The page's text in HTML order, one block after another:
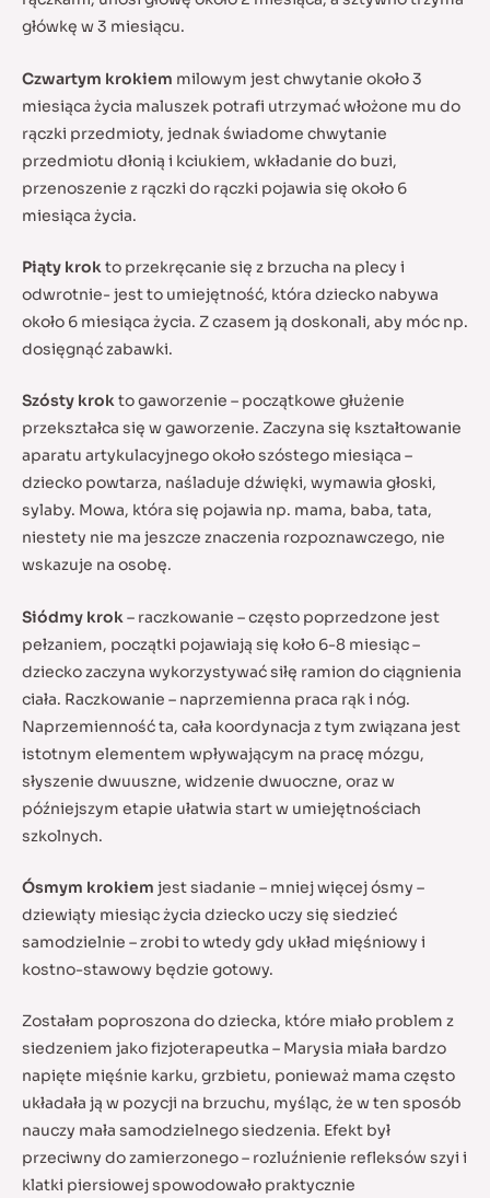
główkę w 3 miesiącu.
Czwartym krokiem milowym jest chwytanie około 3
miesiąca życia maluszek potrafi utrzymać włożone mu do
rączki przedmioty, jednak świadome chwytanie
przedmiotu dłonią i kciukiem, wkładanie do buzi,
przenoszenie z rączki do rączki pojawia się około 6
miesiąca życia.
Piąty krokto przekręcanie się z brzucha na plecy i
odwrotnie- jest to umiejętność, która dziecko nabywa
około 6 miesiąca życia. Z czasem ją doskonali, aby móc np.
dosięgnąć zabawki.
Szósty krokto gaworzenie – początkowe głużenie
przekształca się w gaworzenie. Zaczyna się kształtowanie
aparatu artykulacyjnego około szóstego miesiąca –
dziecko powtarza, naśladuje dźwięki, wymawia głoski,
sylaby. Mowa, która się pojawia np. mama, baba, tata,
niestety nie ma jeszcze znaczenia rozpoznawczego, nie
wskazuje na osobę.
Siódmy krok– raczkowanie – często poprzedzone jest
pełzaniem, początki pojawiają się koło 6-8 miesiąc –
dziecko zaczyna wykorzystywać siłę ramion do ciągnienia
ciała. Raczkowanie – naprzemienna praca rąk i nóg.
Naprzemienność ta, cała koordynacja z tym związana jest
istotnym elementem wpływającym na pracę mózgu,
słyszenie dwuuszne, widzenie dwuoczne, oraz w
późniejszym etapie ułatwia start w umiejętnościach
szkolnych.
Ósmym krokiem jest siadanie – mniej więcej ósmy –
dziewiąty miesiąc życia dziecko uczy się siedzieć
samodzielnie – zrobi to wtedy gdy układ mięśniowy i
kostno-stawowy będzie gotowy.
Zostałam poproszona do dziecka, które miało problem z
siedzeniem jako fizjoterapeutka – Marysia miała bardzo
napięte mięśnie karku, grzbietu, ponieważ mama często
układała ją w pozycji na brzuchu, myśląc, że w ten sposób
nauczy mała samodzielnego siedzenia. Efekt był
przeciwny do zamierzonego – rozluźnienie refleksów szyi i
klatki piersiowej spowodowało praktycznie